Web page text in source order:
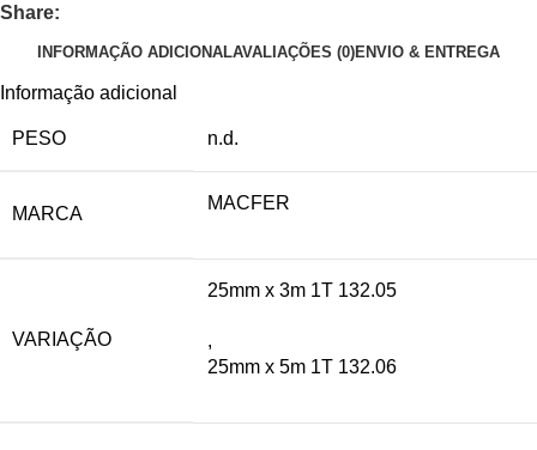
Share:
INFORMAÇÃO ADICIONALAVALIAÇÕES (0)ENVIO & ENTREGA
Informação adicional
PESO n.d.
MARCA
MACFER
VARIAÇÃO
25mm x 3m 1T 132.05
,
25mm x 5m 1T 132.06